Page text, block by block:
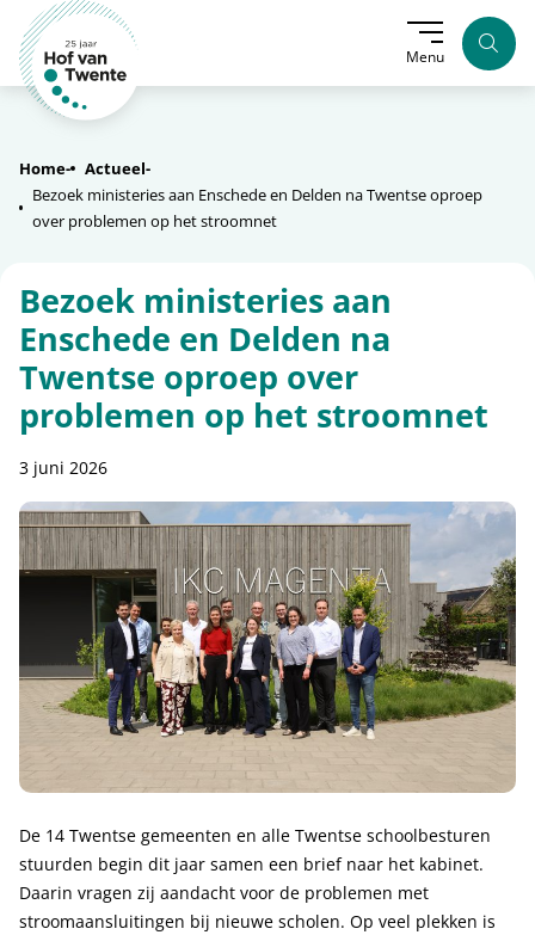
Menu
Home
Actueel
Bezoek ministeries aan Enschede en Delden na Twentse oproep
over problemen op het stroomnet
Bezoek ministeries aan
Enschede en Delden na
Twentse oproep over
problemen op het stroomnet
3 juni 2026
De 14 Twentse gemeenten en alle Twentse schoolbesturen
stuurden begin dit jaar samen een brief naar het kabinet.
Daarin vragen zij aandacht voor de problemen met
stroomaansluitingen bij nieuwe scholen. Op veel plekken is